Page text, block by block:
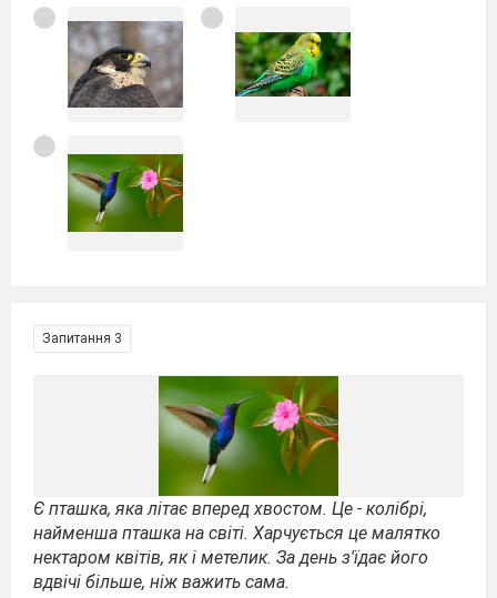
Запитання 3
Є пташка, яка літає вперед хвостом. Це - колібрі,
найменша пташка на світі. Харчується це малятко
нектаром квітів, як і метелик. За день з'їдає його
вдвічі більше, ніж важить сама.